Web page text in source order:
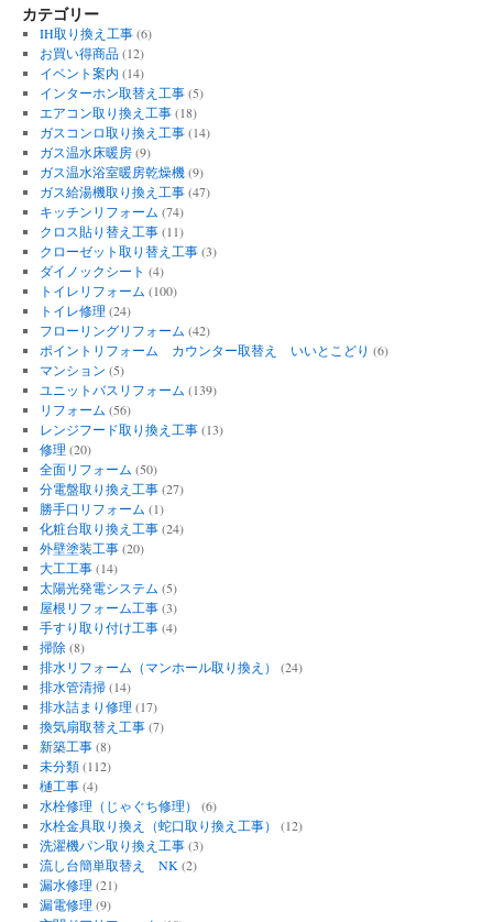
カテゴリー
IH取り換え工事(6)
お買い得商品(12)
イベント案内 (14)
インターホン取替え工事(5)
エアコン取り換え工事(18)
ガスコンロ取り換え工事(14)
ガス温水床暖房(9)
ガス温水浴室暖房乾燥機(9)
ガス給湯機取り換え工事(47)
キッチンリフォーム (74)
クロス貼り替え工事(11)
クローゼット取り替え工事(3)
ダイノックシート (4)
トイレリフォーム (100)
トイレ修理 (24)
フローリングリフォーム (42)
ポイントリフォーム カウンター取替え いいとこどり (6)
マンション (5)
ユニットバスリフォーム (139)
リフォーム (56)
レンジフード取り換え工事(13)
修理 (20)
全面リフォーム (50)
分電盤取り換え工事(27)
勝手口リフォーム (1)
化粧台取り換え工事(24)
外壁塗装工事(20)
大工工事(14)
太陽光発電システム (5)
屋根リフォーム工事(3)
手すり取り付け工事(4)
掃除(8)
排水リフォーム（マンホール取り換え）
(24)
排水管清掃(14)
排水詰まり修理 (17)
換気扇取替え工事(7)
新築工事(8)
未分類(112)
樋工事(4)
水栓修理（じゃぐち修理）
(6)
水栓金具取り換え（蛇口取り換え工事）
(12)
洗濯機パン取り換え工事(3)
流し台簡単取替え NK (2)
漏水修理 (21)
漏電修理 (9)